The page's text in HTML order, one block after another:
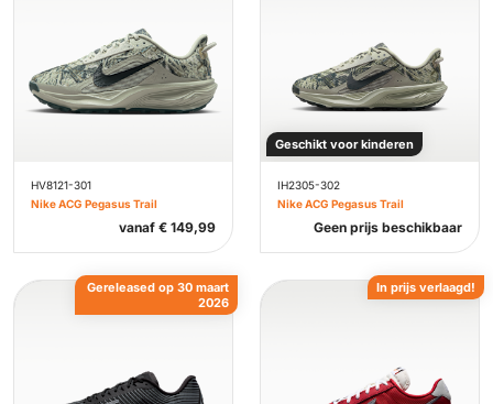
HV8121-301
Nike ACG Pegasus Trail
vanaf € 149,99
Geschikt voor kinderen
IH2305-302
Nike ACG Pegasus Trail
Geen prijs beschikbaar
Gereleased op 30 maart
2026
In prijs verlaagd!